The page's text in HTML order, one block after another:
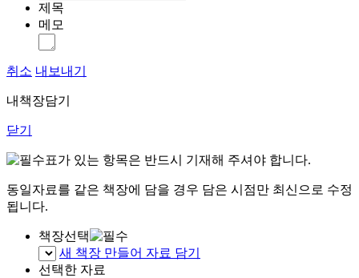
제목
메모
취소 내보내기
내책장담기
닫기
표가 있는 항목은 반드시 기재해 주셔야 합니다.
동일자료를 같은 책장에 담을 경우 담은 시점만 최신으로 수정
됩니다.
책장선택
새 책장 만들어 자료 담기
선택한 자료